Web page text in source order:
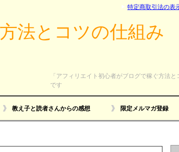
法とコツの仕組み
「アフィリエイト初心者がブログで稼ぐ方法
です
教え子と読者さんからの感想 限定メルマガ登録
特定商取引法の表